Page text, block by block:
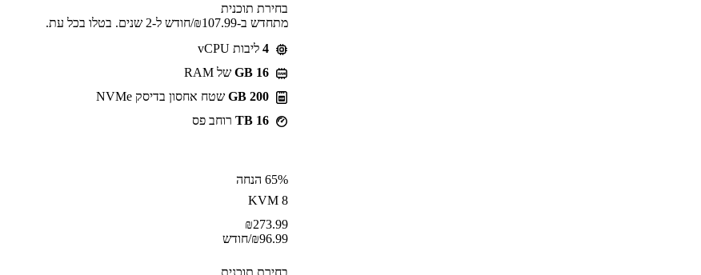
בחירת תוכנית
מתחדש ב-⁦107.99⁩₪/חודש ל-2 שנים. בטלו בכל עת.
4 ליבות vCPU
GB 16 של RAM
200 GB
שטח אחסון בדיסק NVMe
16 TB
רוחב פס
65% הנחה
KVM 8
273.99
₪
96.99
₪/חודש
בחירת תוכנית